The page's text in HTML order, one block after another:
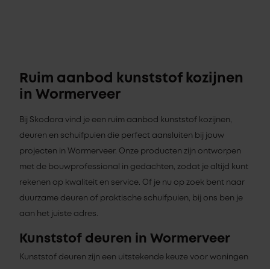
Ruim aanbod kunststof kozijnen
in Wormerveer
Bij Skodora vind je een ruim aanbod kunststof kozijnen,
deuren en schuifpuien die perfect aansluiten bij jouw
projecten in Wormerveer. Onze producten zijn ontworpen
met de bouwprofessional in gedachten, zodat je altijd kunt
rekenen op kwaliteit en service. Of je nu op zoek bent naar
duurzame deuren of praktische schuifpuien, bij ons ben je
aan het juiste adres.
Kunststof deuren in Wormerveer
Kunststof deuren zijn een uitstekende keuze voor woningen